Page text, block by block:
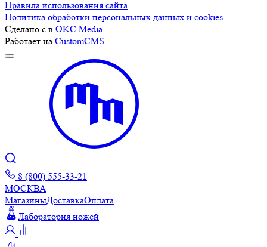
Правила использования сайта
Политика обработки персональных данных и cookies
Сделано с в OKC.Media
Работает на CustomCMS
8 (800) 555-33-21
МОСКВА
МагазиныДоставкаОплата
Лаборатория ножей